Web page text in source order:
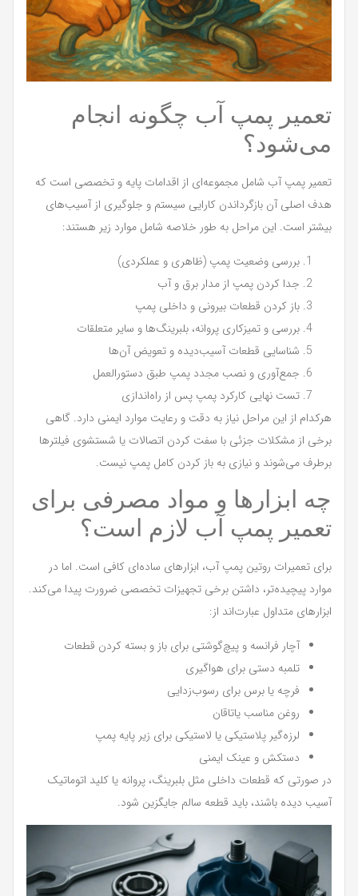
تعمیر پمپ آب چگونه انجام
می‌شود؟
تعمیر پمپ آب شامل مجموعه‌ای از اقدامات پایه و تخصصی است که
هدف اصلی آن بازگرداندن کارایی سیستم و جلوگیری از آسیب‌های
بیشتر است. این مراحل به طور خلاصه شامل موارد زیر هستند:
بررسی وضعیت پمپ (ظاهری و عملکردی)
جدا کردن پمپ از مدار برق و آب
باز کردن قطعات بیرونی و داخلی پمپ
بررسی و تمیزکاری پروانه، بلبرینگ‌ها و سایر متعلقات
شناسایی قطعات آسیب‌دیده و تعویض آن‌ها
جمع‌آوری و نصب مجدد پمپ طبق دستورالعمل
تست نهایی کارکرد پمپ پس از راه‌اندازی
هرکدام از این مراحل نیاز به دقت و رعایت موارد ایمنی دارد. گاهی
برخی از مشکلات جزئی با سفت کردن اتصالات یا شستشوی فیلترها
برطرف می‌شوند و نیازی به باز کردن کامل پمپ نیست.
چه ابزارها و مواد مصرفی برای
تعمیر پمپ آب لازم است؟
برای تعمیرات روتین پمپ آب، ابزارهای ساده‌ای کافی است. اما در
موارد پیچیده‌تر، داشتن برخی تجهیزات تخصصی ضرورت پیدا می‌کند.
ابزارهای متداول عبارت‌اند از:
آچار فرانسه و پیچ‌گوشتی برای باز و بسته کردن قطعات
تلمبه دستی برای هواگیری
فرچه یا برس برای رسوب‌زدایی
روغن مناسب یاتاقان
لرزه‌گیر پلاستیکی یا لاستیکی برای زیر پایه پمپ
دستکش و عینک ایمنی
در صورتی که قطعات داخلی مثل بلبرینگ، پروانه یا کلید اتوماتیک
آسیب دیده باشند، باید قطعه سالم جایگزین شود.